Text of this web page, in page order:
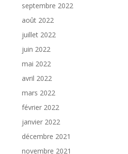
septembre 2022
août 2022
juillet 2022
juin 2022
mai 2022
avril 2022
mars 2022
février 2022
janvier 2022
décembre 2021
novembre 2021